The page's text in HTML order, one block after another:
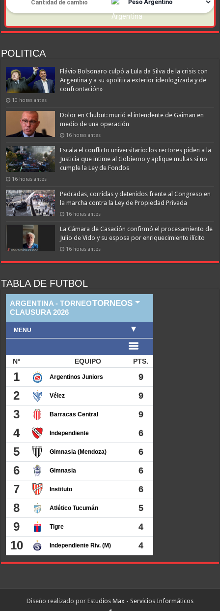
POLITICA
Flávio Bolsonaro culpó a Lula da Silva de la crisis con
Argentina y a su «política exterior ideologizada y de
confrontación»
10 horas antes
Dolor en Chubut: murió el intendente de Gaiman en
medio de una operación
16 horas antes
Escala el conflicto universitario: los rectores piden a la
Justicia que intime al Gobierno y aplique multas si no
cumple la Ley de Fondos
16 horas antes
Pedradas, corridas y detenidos frente al Congreso en
la marcha contra la Ley de Propiedad Privada
16 horas antes
La Cámara de Casación confirmó el procesamiento de
Julio de Vido y su esposa por enriquecimiento ilícito
16 horas antes
TABLA DE FUTBOL
Diseño realizado por Estudios Max - Servicios Informáticos